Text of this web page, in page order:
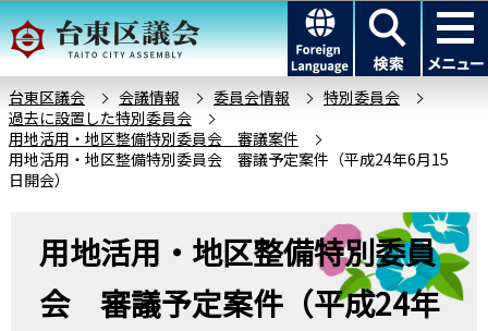
こ
の
ー
ジ
の
先
このページの本文へ移動
台東区議会 会議情報 委員会情報
特別委員会
過去に設置した特別委員会
用地活用・地区整備特別委員会 審議案件
用地活用・地区整備特別委員会 審議予定案件（平成24年6月15
日開会）
用地活用・地区整備特別委員
会 審議予定案件（平成24年